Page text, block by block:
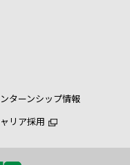
ターンシップ情報
リア採用